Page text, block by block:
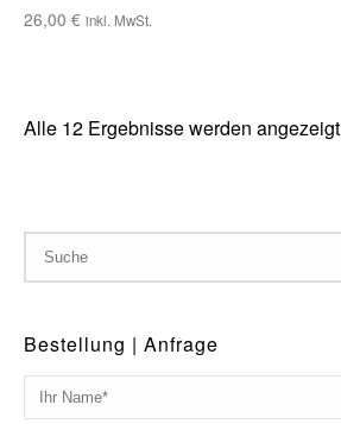
26,00 € inkl. MwSt.
Alle 12 Ergebnisse werden angezeigt
Bestellung | Anfrage